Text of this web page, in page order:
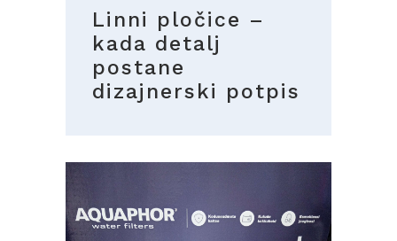
Linni pločice –
kada detalj
postane
dizajnerski potpis